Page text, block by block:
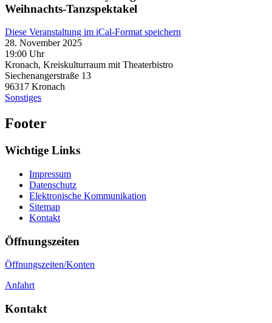
Weihnachts-Tanzspektakel
Diese Veranstaltung im iCal-Format speichern
28. November 2025
19:00 Uhr
Kronach, Kreiskulturraum mit Theaterbistro
Siechenangerstraße 13
96317 Kronach
Sonstiges
Footer
Wichtige Links
Impressum
Datenschutz
Elektronische Kommunikation
Sitemap
Kontakt
Öffnungszeiten
Öffnungszeiten/Konten
Anfahrt
Kontakt